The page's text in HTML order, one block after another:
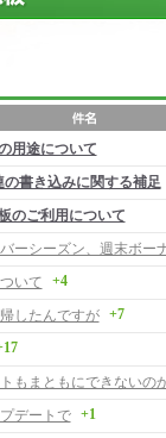
用途について
書き込みに関する補足
のご利用について
ーシーズン、週末ボー
いて
+4
したんですが +7
もまともにできないの
デートで
+1